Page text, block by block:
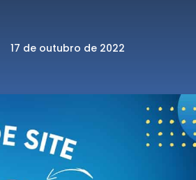
17 de outubro de 2022